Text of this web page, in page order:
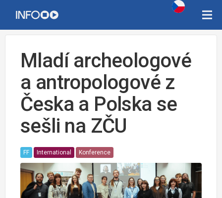
Mladí archeologové
a antropologové z
Česka a Polska se
sešli na ZČU
FF International Konference